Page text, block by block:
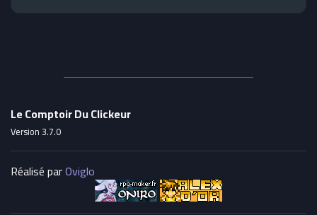
Le Comptoir Du Clickeur
Version 3.7.0
Réalisé parOviglo